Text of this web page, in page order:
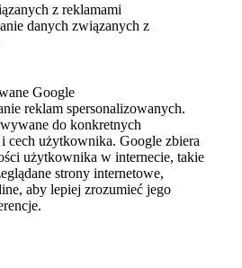
z reklamami
danych związanych z
Google
reklam spersonalizowanych.
do konkretnych
cech użytkownika. Google zbiera
użytkownika w internecie, takie
strony internetowe,
aby lepiej zrozumieć jego